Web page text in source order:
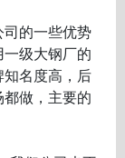
的一些优势
级大钢厂的
名度高，后
做，主要的